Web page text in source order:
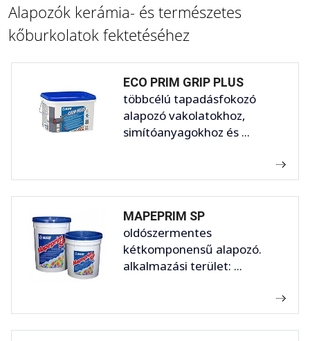
Alapozók kerámia- és természetes
kőburkolatok fektetéséhez
ECO PRIM GRIP PLUS
többcélú tapadásfokozó
alapozó vakolatokhoz,
simítóanyagokhoz és ...
MAPEPRIM SP
oldószermentes
kétkomponensű alapozó.
alkalmazási terület: ...